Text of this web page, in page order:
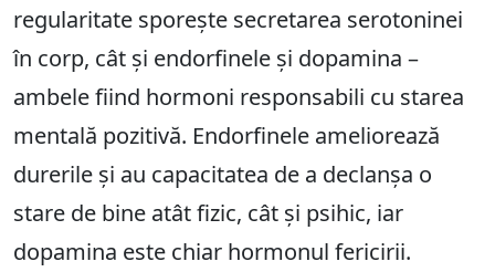
regularitate sporește secretarea serotoninei
în corp, cât și endorfinele și dopamina –
ambele fiind hormoni responsabili cu starea
mentală pozitivă. Endorfinele ameliorează
durerile și au capacitatea de a declanșa o
stare de bine atât fizic, cât și psihic, iar
dopamina este chiar hormonul fericirii.